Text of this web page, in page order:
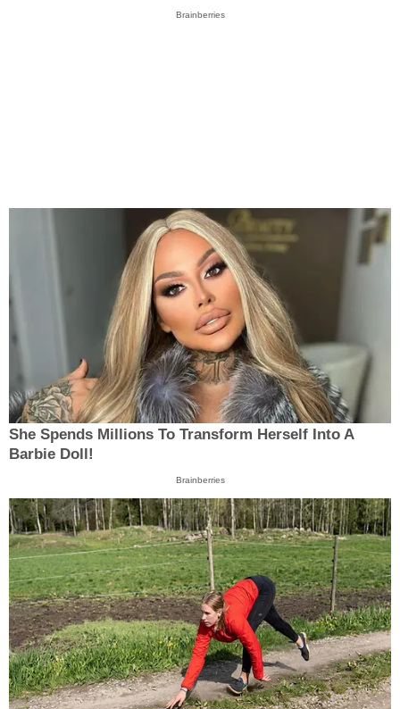
Brainberries
She Spends Millions To Transform Herself Into A
Barbie Doll!
Brainberries